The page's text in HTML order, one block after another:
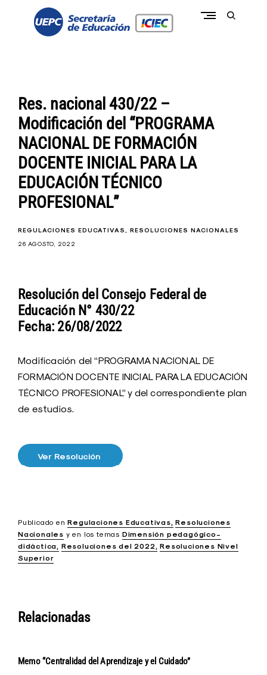
t
a
t
e
I
C
I
E
C
-
U
E
C
open
Res. nacional 430/22 –
Modificación del “PROGRAMA
NACIONAL DE FORMACIÓN
DOCENTE INICIAL PARA LA
EDUCACIÓN TÉCNICO
PROFESIONAL”
REGULACIONES EDUCATIVAS RESOLUCIONES NACIONALES
26 AGOSTO, 2022
Resolución del Consejo Federal de
Educación N° 430/22
Fecha: 26/08/2022
Modificación del “PROGRAMA NACIONAL DE
FORMACIÓN DOCENTE INICIAL PARA LA EDUCACIÓN
TÉCNICO PROFESIONAL” y del correspondiente plan
de estudios.
Ver Resolución
Publicado enRegulaciones Educativas Resoluciones
Nacionales yen los temas Dimensión pedagógico-
didáctica Resoluciones del 2022 Resoluciones Nivel
Superior
Relacionadas
Memo “Centralidad del Aprendizaje y el Cuidado”